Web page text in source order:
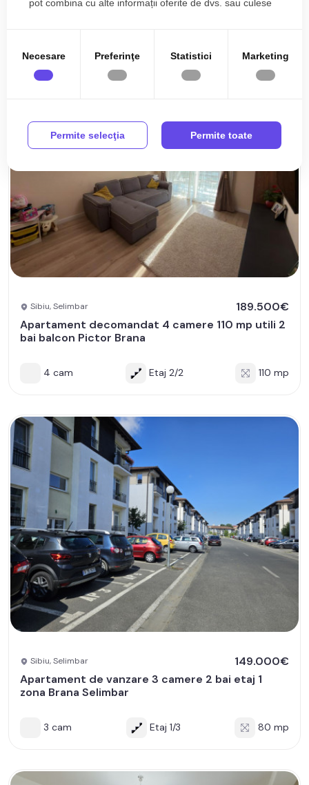
Sibiu, Selimbar
189.500€
Apartament decomandat 4 camere 110 mp utili 2
bai balcon Pictor Brana
4 cam Etaj 2/2 110 mp
Sibiu, Selimbar
149.000€
Apartament de vanzare 3 camere 2 bai etaj 1
zona Brana Selimbar
3 cam Etaj 1/3 80 mp
pot combina cu alte informații oferite de dvs. sau culese
Necesare Preferinţe Statistici Marketing
Permite selecţia Permite toate